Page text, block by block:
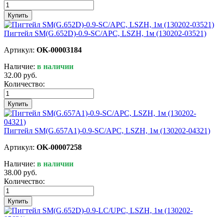
Купить
Пигтейл SM(G.652D)-0.9-SC/APC, LSZH, 1м (130202-03521)
Артикул: OK-00003184
Наличие: в наличии
32.00 руб.
Количество:
Купить
Пигтейл SM(G.657A1)-0.9-SC/APC, LSZH, 1м (130202-04321)
Артикул: OK-00007258
Наличие: в наличии
38.00 руб.
Количество:
Купить